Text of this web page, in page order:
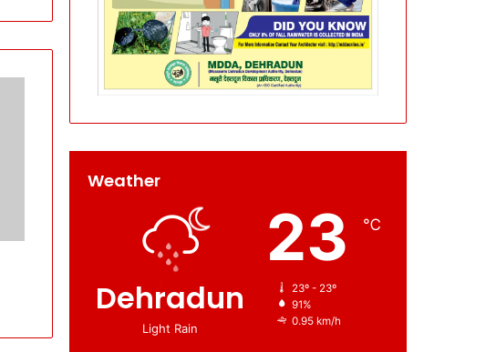
Weather
Dehradun
Light Rain
23 ℃
23º - 23º
91%
0.95 km/h